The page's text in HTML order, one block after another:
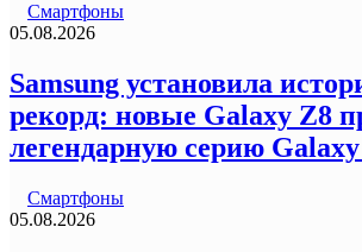
Смартфоны
05.08.2026
Samsung установила
рекорд: новые Galaxy Z8
легендарную серию
Смартфоны
05.08.2026